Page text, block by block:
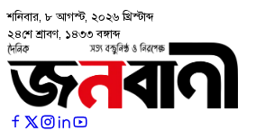
শনিবার, ৮ আগস্ট, ২০২৬ খ্রিস্টাব্দ
২৪শে শ্রাবণ, ১৪৩৩ বঙ্গাব্দ